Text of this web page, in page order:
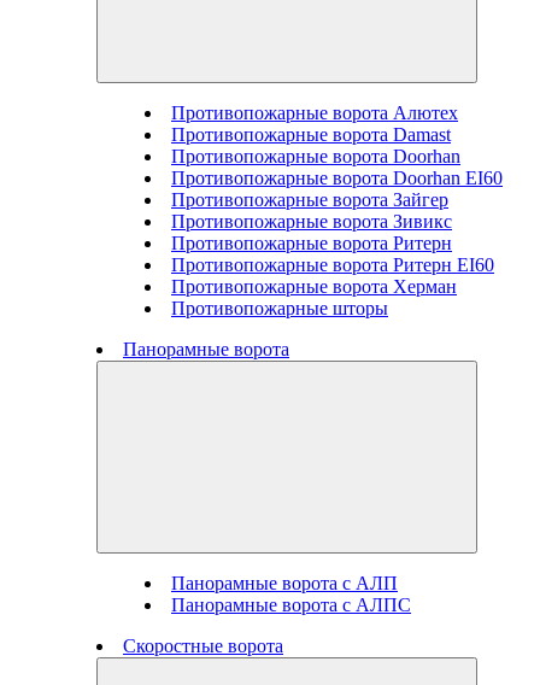
Противопожарные ворота Алютех
Противопожарные ворота Damast
Противопожарные ворота Doorhan
Противопожарные ворота Doorhan EI60
Противопожарные ворота Зайгер
Противопожарные ворота Зивикс
Противопожарные ворота Ритерн
Противопожарные ворота Ритерн EI60
Противопожарные ворота Херман
Противопожарные шторы
Панорамные ворота
Панорамные ворота с АЛП
Панорамные ворота с АЛПС
Скоростные ворота